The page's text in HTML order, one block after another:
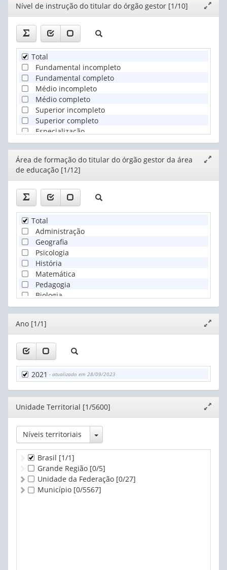
Editor
janela
Nível de instrução do titular do órgão gestor [1/10]
Total
Fundamental incompleto
Fundamental completo
Médio incompleto
Médio completo
Superior incompleto
Superior completo
Especialização
Mestrado
Doutorado
Editor
Área de formação do titular do órgão gestor da área
de educação [1/12]
Total
Administração
Geografia
Psicologia
História
Matemática
Pedagogia
Biologia
Direito
Letras
Educação Física
Outra
Editor
janela
Ano [1/1]
2021 - atualizado em 28/09/2023
Editor
janela
Unidade Territorial [1/5600]
Níveis territoriais Toggle Dropdown
Brasil [1/1]
Grande Região [0/5]
Unidade da Federação [0/27]
Município [0/5567]